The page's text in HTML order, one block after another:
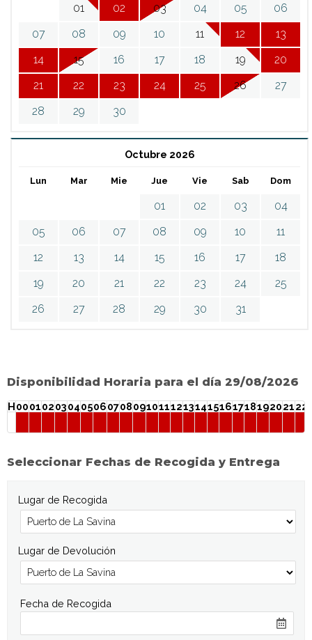
01 02 03 04 05
06
07
08 09 10 11 12
13
14
15 16 17 18 19
20
21
22 23 24 25 26
27
28
29 30
Octubre 2026
Lun Mar Mie Jue Vie Sab Dom
01 02 03
04
05
06 07 08 09 10
11
12
13 14 15 16 17
18
19
20 21 22 23 24
25
26
27 28 29 30 31
Disponibilidad Horaria para el día 29/08/2026
H0001020304050607080910111213141516171819202122
Seleccionar Fechas de Recogida y Entrega
Lugar de Recogida
Lugar de Devolución
Fecha de Recogida